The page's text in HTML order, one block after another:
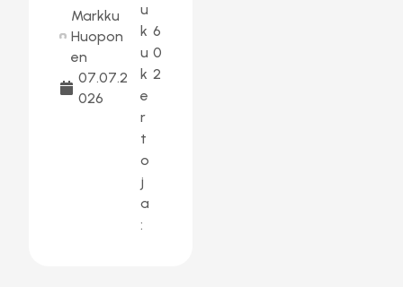
Markku
Huopon
en
07.07.2
026
u
k
u
k
e
r
t
o
j
a
:
6
0
2